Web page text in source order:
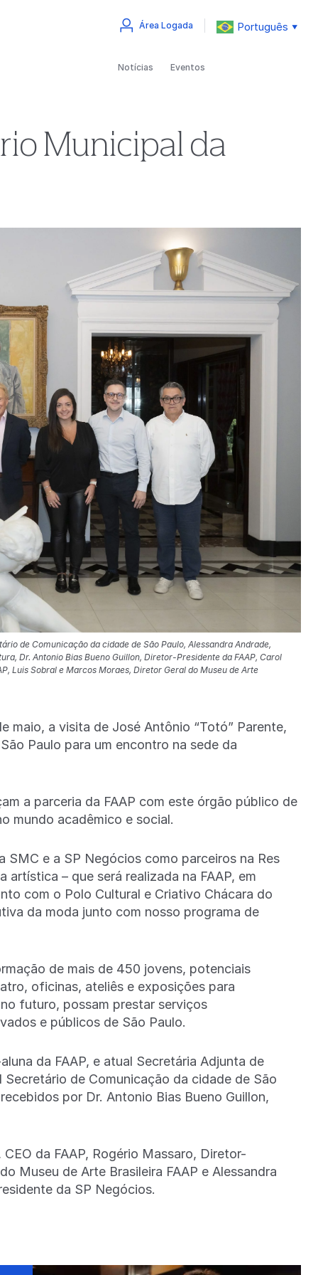
Área Logada Português ▼
Notícias Eventos
Municipal da
de Comunicação da cidade de São Paulo, Alessandra Andrade,
Dr. Antonio Bias Bueno Guillon, Diretor-Presidente da FAAP, Carol
Luis Sobral e Marcos Moraes, Diretor Geral do Museu de Arte
maio, a visita de José Antônio “Totó” Parente,
Paulo para um encontro na sede da
a parceria da FAAP com este órgão público de
mundo acadêmico e social.
SMC e a SP Negócios como parceiros na Res
– que será realizada na FAAP, em
com o Polo Cultural e Criativo Chácara do
da moda junto com nosso programa de
de mais de 450 jovens, potenciais
oficinas, ateliês e exposições para
futuro, possam prestar serviços
e públicos de São Paulo.
da FAAP, e atual Secretária Adjunta de
de Comunicação da cidade de São
por Dr. Antonio Bias Bueno Guillon,
da FAAP, Rogério Massaro, Diretor-
Museu de Arte Brasileira FAAP e Alessandra
da SP Negócios.